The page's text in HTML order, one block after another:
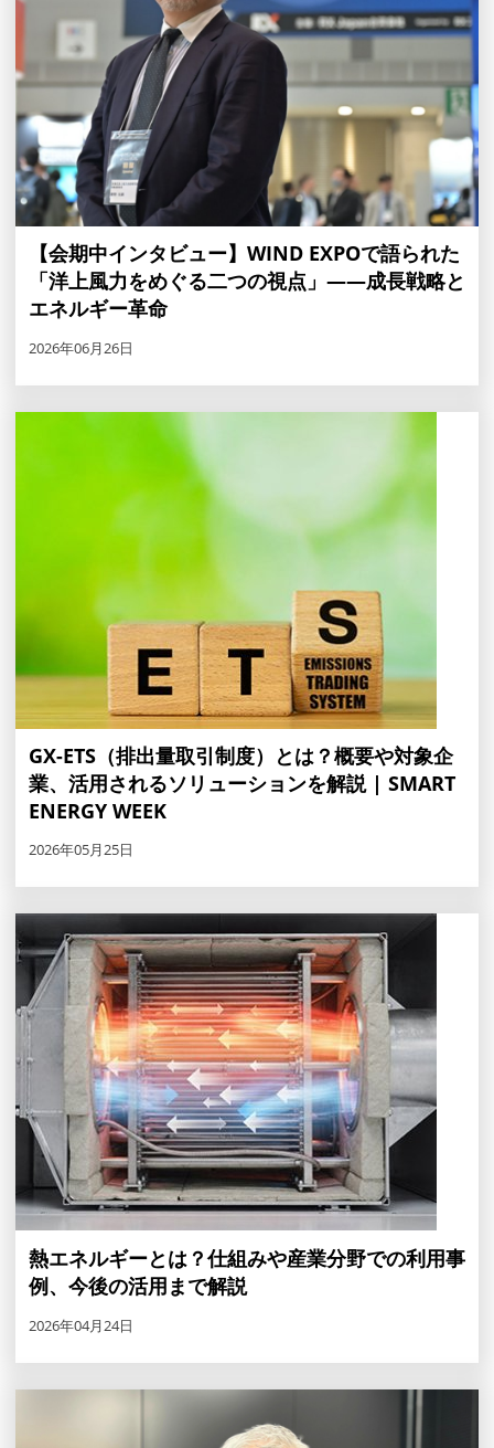
【会期中インタビュー】WIND EXPOで語られた
「洋上風力をめぐる二つの視点」――成長戦略と
エネルギー革命
2026年06月26日
GX-ETS（排出量取引制度）とは？概要や対象企
業、活用されるソリューションを解説 | SMART
ENERGY WEEK
2026年05月25日
熱エネルギーとは？仕組みや産業分野での利用事
例、今後の活用まで解説
2026年04月24日